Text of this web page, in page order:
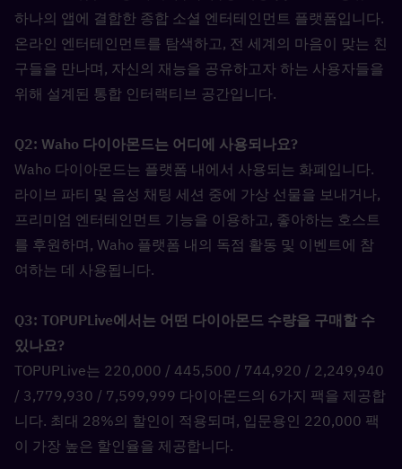
하나의 앱에 결합한 종합 소셜 엔터테인먼트 플랫폼입니다.
온라인 엔터테인먼트를 탐색하고, 전 세계의 마음이 맞는 친
구들을 만나며, 자신의 재능을 공유하고자 하는 사용자들을
위해 설계된 통합 인터랙티브 공간입니다.
Q2: Waho 다이아몬드는 어디에 사용되나요?
Waho 다이아몬드는 플랫폼 내에서 사용되는 화폐입니다.
라이브 파티 및 음성 채팅 세션 중에 가상 선물을 보내거나,
프리미엄 엔터테인먼트 기능을 이용하고, 좋아하는 호스트
를 후원하며, Waho 플랫폼 내의 독점 활동 및 이벤트에 참
여하는 데 사용됩니다.
Q3: TOPUPLive에서는 어떤 다이아몬드 수량을 구매할 수
있나요?
TOPUPLive는 220,000 / 445,500 / 744,920 / 2,249,940
/ 3,779,930 / 7,599,999 다이아몬드의 6가지 팩을 제공합
니다. 최대 28%의 할인이 적용되며, 입문용인 220,000 팩
이 가장 높은 할인율을 제공합니다.